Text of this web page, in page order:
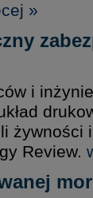
»
i
żywności
Review.